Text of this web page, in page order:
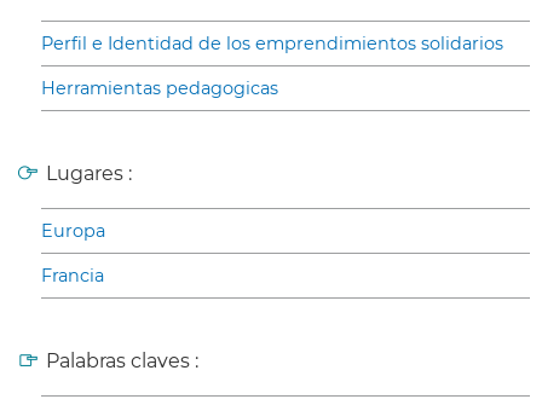
Perfil e Identidad de los emprendimientos solidarios
Herramientas pedagogicas
Lugares :
Europa
Francia
Palabras claves :